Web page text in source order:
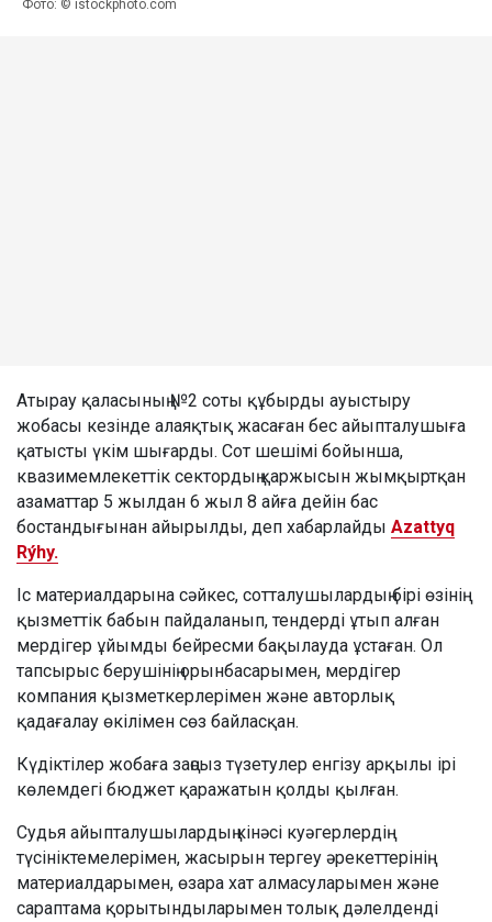
Фото: © istockphoto.com
Атырау қаласының №2 соты құбырды ауыстыру
жобасы кезінде алаяқтық жасаған бес айыпталушыға
қатысты үкім шығарды. Сот шешімі бойынша,
квазимемлекеттік сектордың қаржысын жымқыртқан
азаматтар 5 жылдан 6 жыл 8 айға дейін бас
бостандығынан айырылды, деп хабарлайды Azattyq
Rýhy.
Іс материалдарына сәйкес, сотталушылардың бірі өзінің
қызметтік бабын пайдаланып, тендерді ұтып алған
мердігер ұйымды бейресми бақылауда ұстаған. Ол
тапсырыс берушінің орынбасарымен, мердігер
компания қызметкерлерімен және авторлық
қадағалау өкілімен сөз байласқан.
Күдіктілер жобаға заңсыз түзетулер енгізу арқылы ірі
көлемдегі бюджет қаражатын қолды қылған.
Судья айыпталушылардың кінәсі куәгерлердің
түсініктемелерімен, жасырын тергеу әрекеттерінің
материалдарымен, өзара хат алмасуларымен және
сараптама қорытындыларымен толық дәлелденді